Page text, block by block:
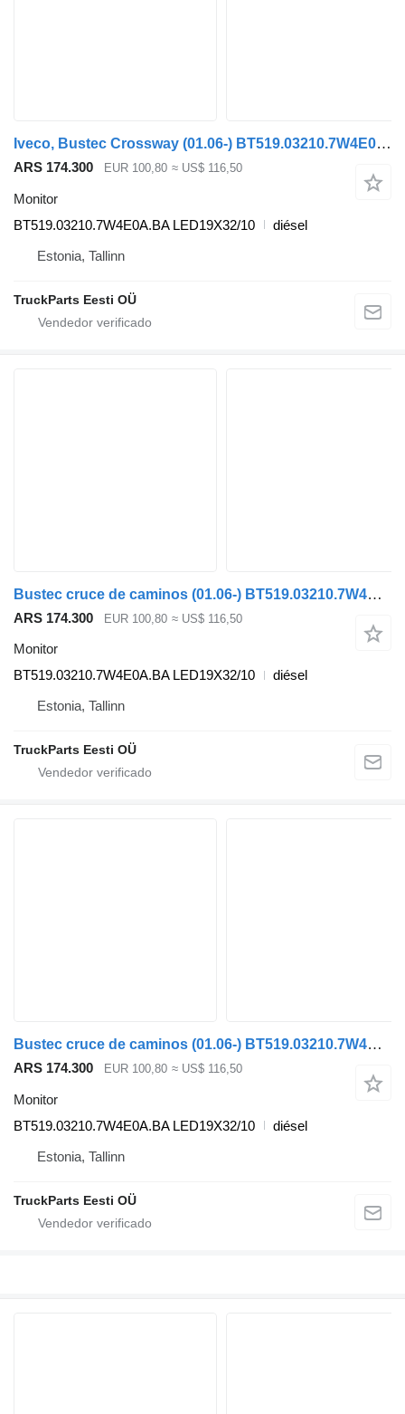
Iveco, Bustec Crossway (01.06-) BT519.03210.7W4E0A.BA monitor para Irisbus Arway, Crossway, Crealis, Magelys, Proway, Daily Tourys (2006-) autobús
ARS 174.300 EUR 100,80 ≈ US$ 116,50
Monitor
BT519.03210.7W4E0A.BA LED19X32/10
diésel
Estonia, Tallinn
TruckParts Eesti OÜ
Bustec cruce de caminos (01.06-) BT519.03210.7W4E0A.BA monitor para Irisbus Arway, Crossway, Crealis, Magelys, Proway, Daily Tourys (2006-) autobús
ARS 174.300 EUR 100,80 ≈ US$ 116,50
Monitor
BT519.03210.7W4E0A.BA LED19X32/10
diésel
Estonia, Tallinn
TruckParts Eesti OÜ
Bustec cruce de caminos (01.06-) BT519.03210.7W4E0A.BA monitor para Irisbus Arway, Crossway, Crealis, Magelys, Proway, Daily Tourys (2006-) autobús
ARS 174.300 EUR 100,80 ≈ US$ 116,50
Monitor
BT519.03210.7W4E0A.BA LED19X32/10
diésel
Estonia, Tallinn
TruckParts Eesti OÜ